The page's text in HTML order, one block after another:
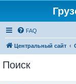
FAQ
Центральный сайт
Поиск